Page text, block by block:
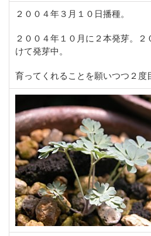
２００４年３月１０日播種。
２００４年１０月に２本発芽。
けて発芽中。
育ってくれることを願いつつ２度